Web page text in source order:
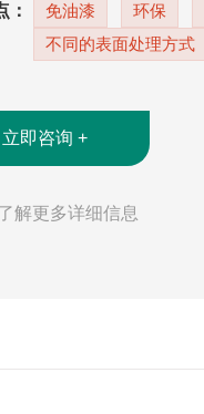
： 免油漆 环保
不同的表面处理方式
立即咨询 +
解更多详细信息